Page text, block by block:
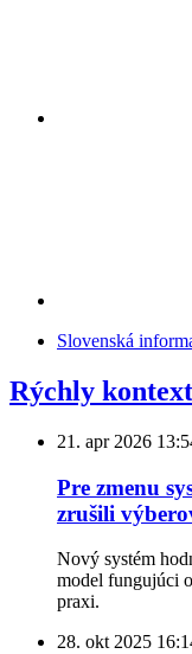
Slovenská
Rýchly kontext
21. apr 2026
Pre zmenu
zrušili
Nový systém
model fungujúci
praxi.
28. okt 2025